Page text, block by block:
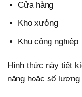
Cửa hàng
Kho xưởng
Khu công nghiệp
Hình thức này tiết
nặng hoặc số lượng